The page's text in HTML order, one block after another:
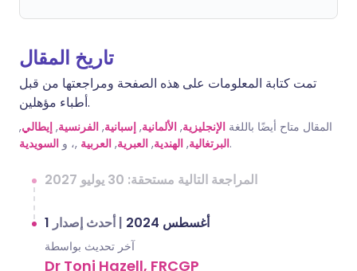
تاريخ المقال
تمت كتابة المعلومات على هذه الصفحة ومراجعتها من قبل
أطباء مؤهلين.
المقال متاح أيضًا باللغة الإنجليزية, الألمانية, إسبانية, الفرنسية, إيطالي,
البرتغالية, الهندية, العبرية, العربية ,، و السويدية .
المراجعة التالية مستحقة: 30 يوليو 2027
1 أغسطس 2024 |أحدث إصدار
آخر تحديث بواسطة
Dr Toni Hazell, FRCGP